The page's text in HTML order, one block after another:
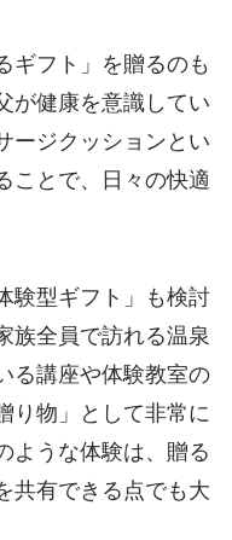
ギフト」を贈るのも
が健康を意識してい
ージクッションとい
ことで、日々の快適
験型ギフト」も検討
族全員で訪れる温泉
る講座や体験教室の
り物」として非常に
ような体験は、贈る
共有できる点でも大